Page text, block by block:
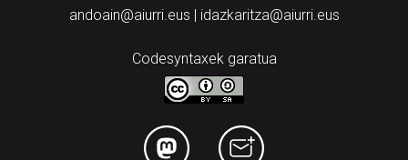
andoain@aiurri.eus | idazkaritza@aiurri.eus
Codesyntaxek garatua